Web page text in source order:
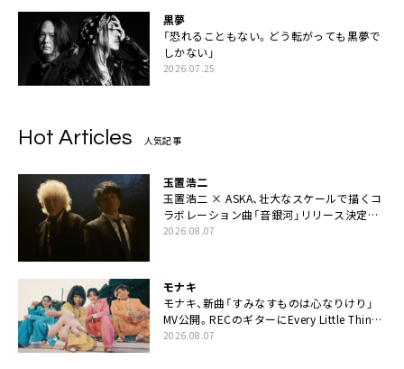
黒夢
「恐れることもない。どう転がっても黒夢で
しかない」
2026.07.25
Hot Articles 人気記事
玉置浩二
玉置浩二 × ASKA、壮大なスケールで描くコ
ラボレーション曲「音銀河」リリース決定。
カップリングには新曲「命の宿り」収録も
2026.08.07
モナキ
モナキ、新曲「すみなすものは心なりけり」
MV公開。RECのギターにEvery Little Thing・
伊藤一朗参加も
2026.08.07